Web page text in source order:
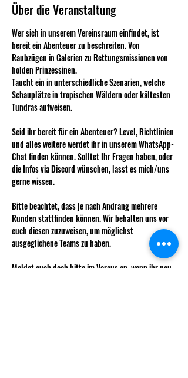
Über die Veranstaltung
Wer sich in unserem Vereinsraum einfindet, ist
bereit ein Abenteuer zu beschreiten. Von
Raubzügen in Galerien zu Rettungsmissionen von
holden Prinzessinen.
Taucht ein in unterschiedliche Szenarien, welche
Schauplätze in tropischen Wäldern oder kältesten
Tundras aufweisen.
Seid ihr bereit für ein Abenteuer? Level, Richtlinien
und alles weitere werdet ihr in unserem WhatsApp-
Chat finden können. Solltet Ihr Fragen haben, oder
die Infos via Discord wünschen, lasst es mich/uns
gerne wissen.
Bitte beachtet, dass je nach Andrang mehrere
Runden stattfinden können. Wir behalten uns vor
euch diesen zuzuweisen, um möglichst
ausgeglichene Teams zu haben.
Meldet euch doch bitte im Voraus an, wenn ihr neu